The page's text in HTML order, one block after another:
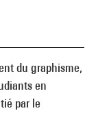
du graphisme,
en
par le